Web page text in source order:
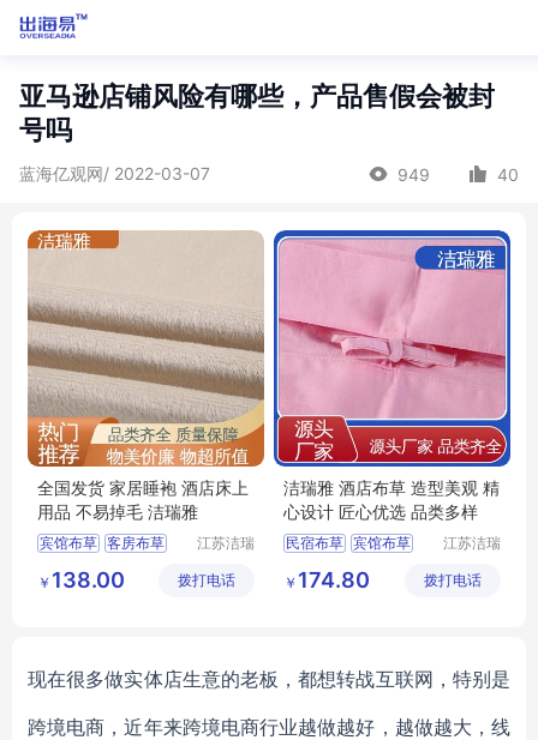
亚马逊店铺风险有哪些，产品售假会被封
号吗
蓝海亿观网/ 2022-03-07 949 40
全国发货 家居睡袍 酒店床上
用品 不易掉毛 洁瑞雅
宾馆布草 客房布草
酒店床上用品
江苏洁瑞
有限公司
￥ 138.00 拨打电话
洁瑞雅 酒店布草 造型美观 精
心设计 匠心优选 品类多样
民宿布草 宾馆布草
酒店床上用品
江苏洁瑞
有限公司
￥ 174.80 拨打电话
现在很多做实体店生意的老板，都想转战互联网，特别是
跨境电商，近年来跨境电商行业越做越好，越做越大，线